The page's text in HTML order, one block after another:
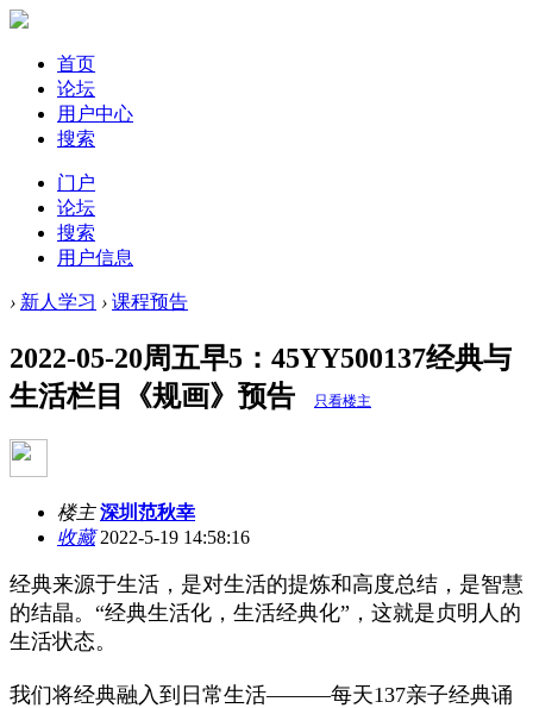
首页
论坛
用户中心
搜索
门户
论坛
搜索
用户信息
› 新人学习 › 课程预告
2022-05-20周五早5：45YY500137经典与
生活栏目《规画》预告
只看楼主
楼主 深圳范秋幸
收藏2022-5-19 14:58:16
经典来源于生活，是对生活的提炼和高度总结，是智慧
的结晶。“经典生活化，生活经典化”，这就是贞明人的
生活状态。
我们将经典融入到日常生活―――每天137亲子经典诵